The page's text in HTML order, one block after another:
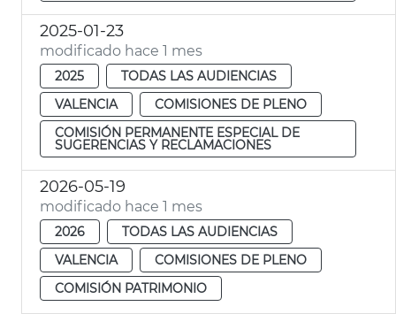
2025-01-23
modificado hace 1 mes
2025
TODAS LAS AUDIENCIAS
VALENCIA
COMISIONES DE PLENO
COMISIÓN PERMANENTE ESPECIAL DE
SUGERENCIAS Y RECLAMACIONES
2026-05-19
modificado hace 1 mes
2026
TODAS LAS AUDIENCIAS
VALENCIA
COMISIONES DE PLENO
COMISIÓN PATRIMONIO